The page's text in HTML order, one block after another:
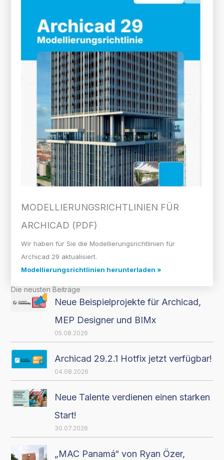
MODELLIERUNGS­RICHTLINIEN FÜR
ARCHICAD (PDF)
Wir haben für Sie die Modellierungsrichtlinien für
Archicad 29 aktualisiert.
Modellierungsrichtlinien herunterladen »
Die neusten Beiträge
Neue Beispielprojekte für Archicad,
MEP Designer und BIMx
05.08.2026
Archicad 29.2.1 Hotfix jetzt verfügbar!
04.08.2026
Neue Talente verdienen einen starken
Start!
30.07.2026
„MAC Panamá“ von Ryan Özer,